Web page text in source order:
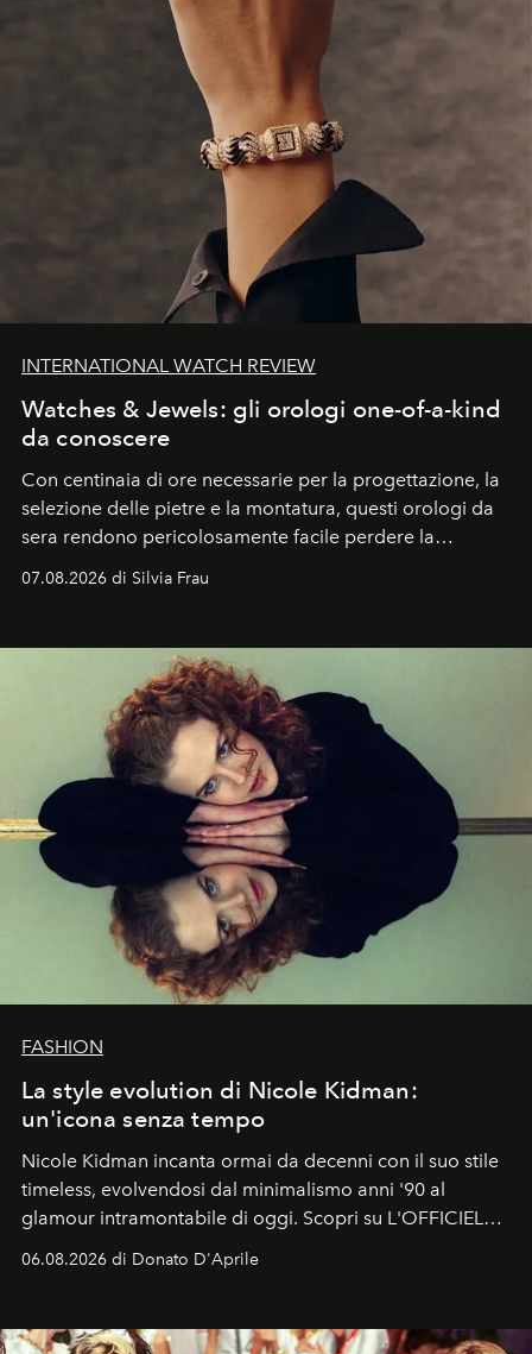
INTERNATIONAL WATCH REVIEW
Watches & Jewels: gli orologi one-of-a-kind
da conoscere
Con centinaia di ore necessarie per la progettazione, la
selezione delle pietre e la montatura, questi orologi da
sera rendono pericolosamente facile perdere la
cognizione del tempo. Ma con quadranti così
07.08.2026 di Silvia Frau
FASHION
La style evolution di Nicole Kidman:
un'icona senza tempo
Nicole Kidman incanta ormai da decenni con il suo stile
timeless, evolvendosi dal minimalismo anni '90 al
glamour intramontabile di oggi. Scopri su L'OFFICIEL
Italia la sua style evolution.
06.08.2026 di Donato D'Aprile